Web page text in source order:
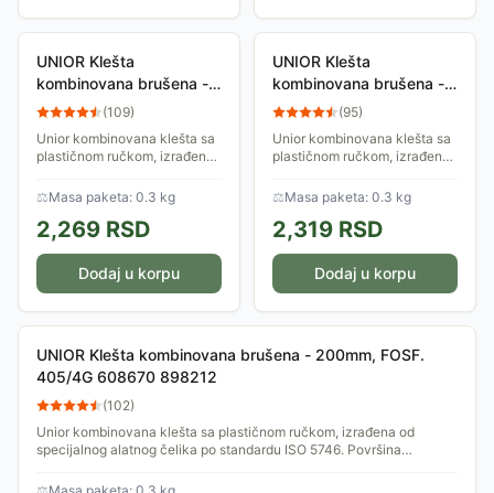
UNIOR Klešta
kombinovana brušena -
180mm, FOSF. 405/4G
(109)
Unior kombinovana klešta sa
plastičnom ručkom, izrađena
po standardu ISO 5746.
Površina fosfatirana. Različite
završne...
⚖Masa paketa: 0.3 kg
2,269 RSD
Dodaj u korpu
UNIOR Klešta
kombinovana brušena -
200mm, FOSF. 406/4G
(95)
Unior kombinovana klešta sa
plastičnom ručkom, izrađena
po standardu ISO 5746.
Površina fosfatirana. Različite
završne...
⚖Masa paketa: 0.3 kg
2,319 RSD
Dodaj u korpu
UNIOR Klešta kombinovana brušena - 200mm, FOSF.
405/4G 608670 898212
(102)
Unior kombinovana klešta sa plastičnom ručkom, izrađena od
specijalnog alatnog čelika po standardu ISO 5746. Površina